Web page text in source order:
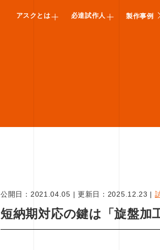
アスクとは 必達試作人 製作事例
公開日： 2021.04.05 | 更新日： 2025.12.23 |
短納期対応の鍵は「旋盤